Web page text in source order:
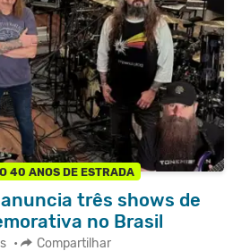
40 ANOS DE ESTRADA
três shows de
no Brasil
• Compartilhar